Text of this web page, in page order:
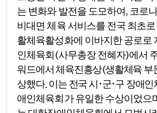
는 변화와 발전을 도모하여, 코로
비대면 체육 서비스를 전국 최초
활체육활성화에 이바지한 공로로
인체육회 (사무총장 전혜자)에서
워드에서 체육진흥상(생활체육 부
상했다.이는 전국 시 ･군･구 장애인
애인체육회가 유일한 수상이었으